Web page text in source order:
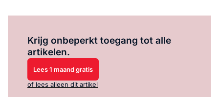
Krijg onbeperkt toegang tot alle
artikelen.
Lees 1 maand gratis
of lees alleen dit artikel